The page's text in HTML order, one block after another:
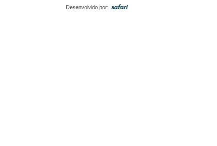
Desenvolvido por: